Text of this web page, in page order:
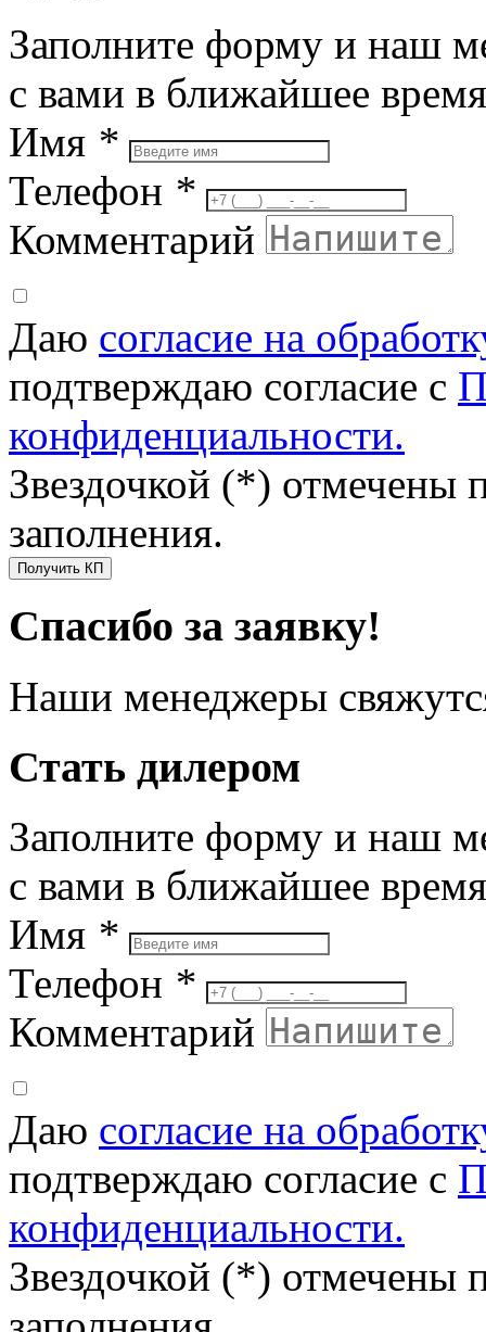
Заполните форму и наш
с вами в ближайшее время
Имя *
Телефон *
Комментарий
Даю согласие на
подтверждаю согласие с
конфиденциальности.
Звездочкой (*) отмечены
заполнения.
Получить КП
Спасибо за заявку!
Наши менеджеры
Стать дилером
Заполните форму и наш
с вами в ближайшее время
Имя *
Телефон *
Комментарий
Даю согласие на
подтверждаю согласие с
конфиденциальности.
Звездочкой (*) отмечены